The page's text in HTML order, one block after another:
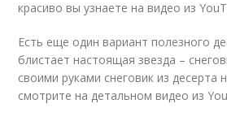
красиво вы узнаете на видео из
Есть еще один вариант полезного
блистает настоящая звезда –
своими руками снеговик из десерта
смотрите на детальном видео из